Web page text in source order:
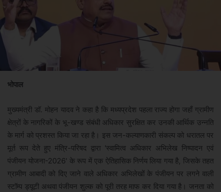
भोपाल
मुख्यमंत्री डॉ. मोहन यादव ने कहा है कि मध्यप्रदेश पहला राज्य होगा जहाँ ग्रामीण
क्षेत्रों के नागरिकों के भू-खण्ड संबंधी अधिकार सुरक्षित कर उनकी आर्थिक उन्नति
के मार्ग को प्रशस्त किया जा रहा है। इस जन-कल्याणकारी संकल्प को धरातल पर
मूर्त रूप देते हुए मंत्रि-परिषद द्वारा 'स्वामित्व अधिकार अभिलेख निष्पादन एवं
पंजीयन योजना-2026' के रूप में एक ऐतिहासिक निर्णय लिया गया है, जिसके तहत
ग्रामीण आबादी को दिए जाने वाले अधिकार अभिलेखों के पंजीयन पर लगने वाली
स्टॉम्प ड्यूटी अथवा पंजीयन शुल्क को पूरी तरह माफ कर दिया गया है। जनता को